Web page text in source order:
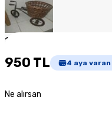
1
950 TL 4 aya
Ne alırsan